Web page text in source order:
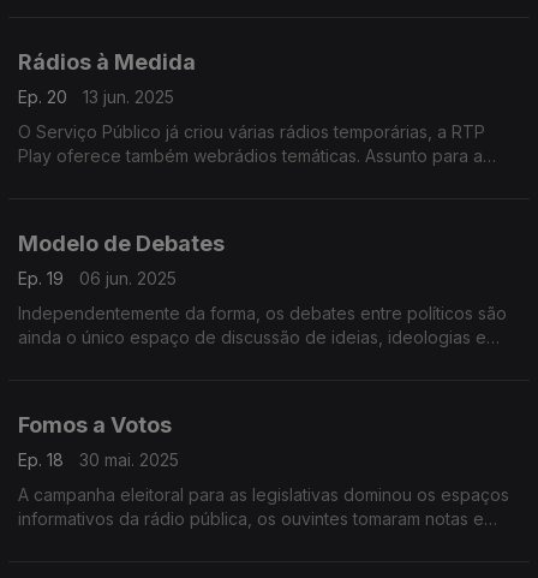
Rádios à Medida
Ep. 20
13 jun. 2025
O Serviço Público já criou várias rádios temporárias, a RTP
Play oferece também webrádios temáticas. Assunto para a
Modelo de Debates
Ep. 19
06 jun. 2025
Independentemente da forma, os debates entre políticos são
ainda o único espaço de discussão de ideias, ideologias e
Fomos a Votos
Ep. 18
30 mai. 2025
A campanha eleitoral para as legislativas dominou os espaços
informativos da rádio pública, os ouvintes tomaram notas e